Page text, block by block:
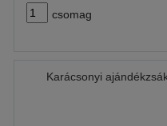
csomag
Karácsonyi